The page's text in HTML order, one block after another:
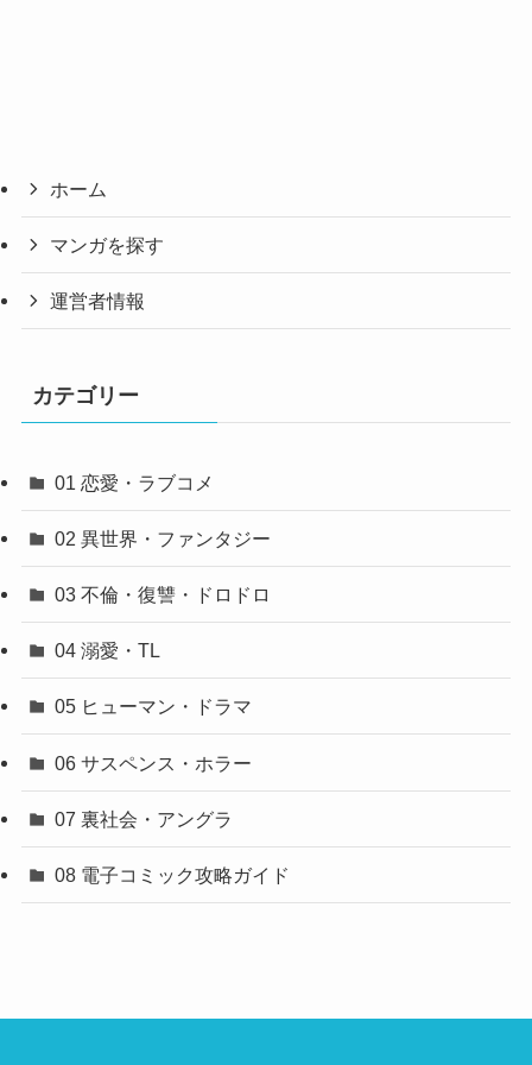
ホーム
マンガを探す
運営者情報
カテゴリー
01 恋愛・ラブコメ
02 異世界・ファンタジー
03 不倫・復讐・ドロドロ
04 溺愛・TL
05 ヒューマン・ドラマ
06 サスペンス・ホラー
07 裏社会・アングラ
08 電子コミック攻略ガイド